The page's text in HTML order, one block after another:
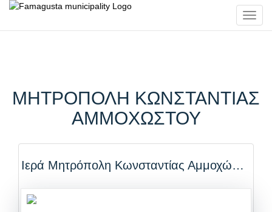
ΜΗΤΡΟΠΟΛΗ ΚΩΝΣΤΑΝΤΙΑΣ
ΑΜΜΟΧΩΣΤΟΥ
Ιερά Μητρόπολη Κωνσταντίας Αμμοχώστου